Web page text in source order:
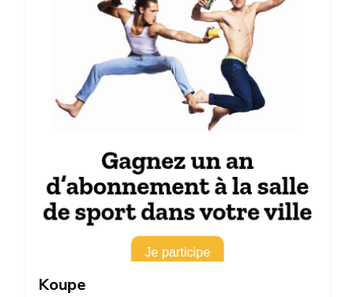
Koupe